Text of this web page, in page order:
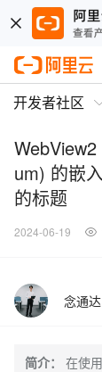
开发者社区
um) 的嵌
的标题
2024-06-19
念通达
简介：
在使